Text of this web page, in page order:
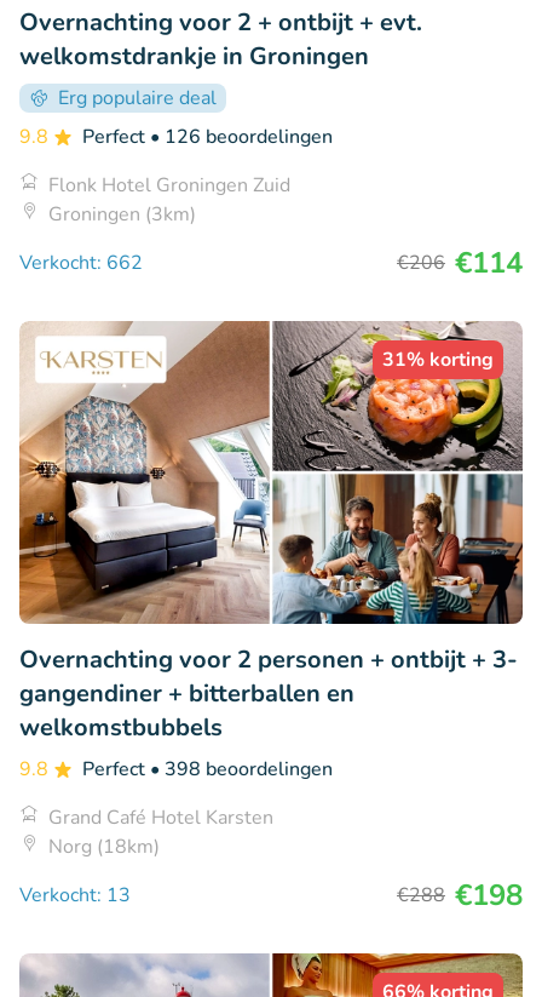
Overnachting voor 2 + ontbijt + evt.
welkomstdrankje in Groningen
Erg populaire deal
9.8
Perfect • 126 beoordelingen
Flonk Hotel Groningen Zuid
Groningen (3km)
Verkocht: 662
€206 €114
31% korting
Overnachting voor 2 personen + ontbijt + 3-
gangendiner + bitterballen en
welkomstbubbels
9.8 Perfect • 398 beoordelingen
Grand Café Hotel Karsten
Norg (18km)
Verkocht: 13
€288 €198
66% korting